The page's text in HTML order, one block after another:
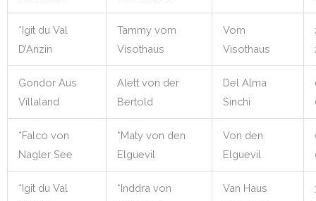
*Igit du Val
D’Anzin
Tammy vom
Visothaus
Vom
Visothaus
Gondor Aus
Villaland
Alett von der
Bertold
Del Alma
Sinchi
*Falco von
Nagler See
*Maty von den
Elguevil
Von den
Elguevil
*Igit du Val
*Inddra von
Van Haus